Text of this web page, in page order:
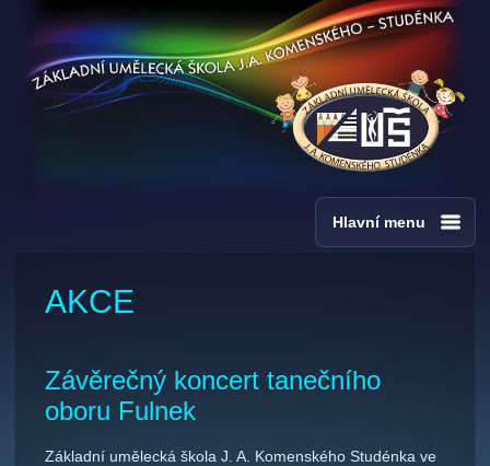
Hlavní menu
AKCE
Závěrečný koncert tanečního
oboru Fulnek
Základní umělecká škola J. A. Komenského Studénka ve